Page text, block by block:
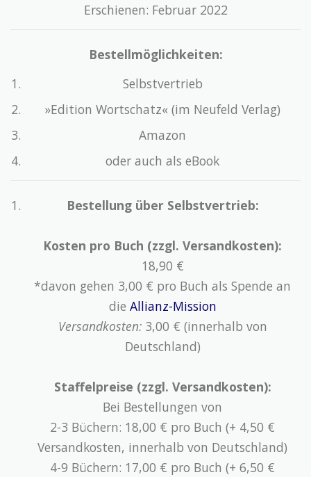
Erschienen: Februar 2022
Bestellmöglichkeiten:
Selbstvertrieb
»Edition Wortschatz« (im Neufeld Verlag)
Amazon
oder auch als eBook
Bestellung über Selbstvertrieb:
Kosten pro Buch (zzgl. Versandkosten):
18,90 €
*davon gehen 3,00 € pro Buch als Spende an
die Allianz-Mission
Versandkosten:3,00 € (innerhalb von
Deutschland)
Staffelpreise (zzgl. Versandkosten):
Bei Bestellungen von
2-3 Büchern: 18,00 € pro Buch (+ 4,50 €
Versandkosten, innerhalb von Deutschland)
4-9 Büchern: 17,00 € pro Buch (+ 6,50 €